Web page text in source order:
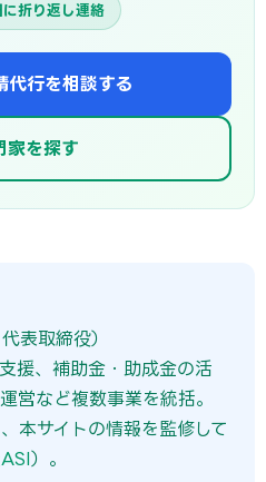
折り返し連絡
代行を相談する
家を探す
表取締役）
援、補助金・助成金の活
営など複数事業を統括。
本サイトの情報を監修して
）。